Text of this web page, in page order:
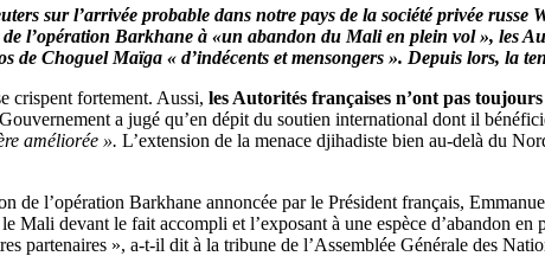
sur l’arrivée probable dans notre pays de la société privée russe
l’opération Barkhane à «un abandon du Mali en plein vol », les
de Choguel Maïga « d’indécents et mensongers ». Depuis lors, la
crispent fortement. Aussi, les Autorités françaises n’ont pas
a jugé qu’en dépit du soutien international dont il
améliorée ». L’extension de la menace djihadiste bien au-delà du
de l’opération Barkhane annoncée par le Président français,
Mali devant le fait accompli et l’exposant à une espèce d’abandon
partenaires », a-t-il dit à la tribune de l’Assemblée Générale des